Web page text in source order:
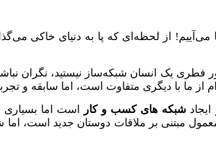
می‌آییم! از لحظه‌ای که پا به دنیای
فطری یک انسان شبکه‌ساز نیستید، نگران
از ما با دیگری متفاوت است، اما سابقه و
شبکه‌ های کسب و کار است اما بسیاری
مبتنی بر ملاقات دوستان جدید است، اما